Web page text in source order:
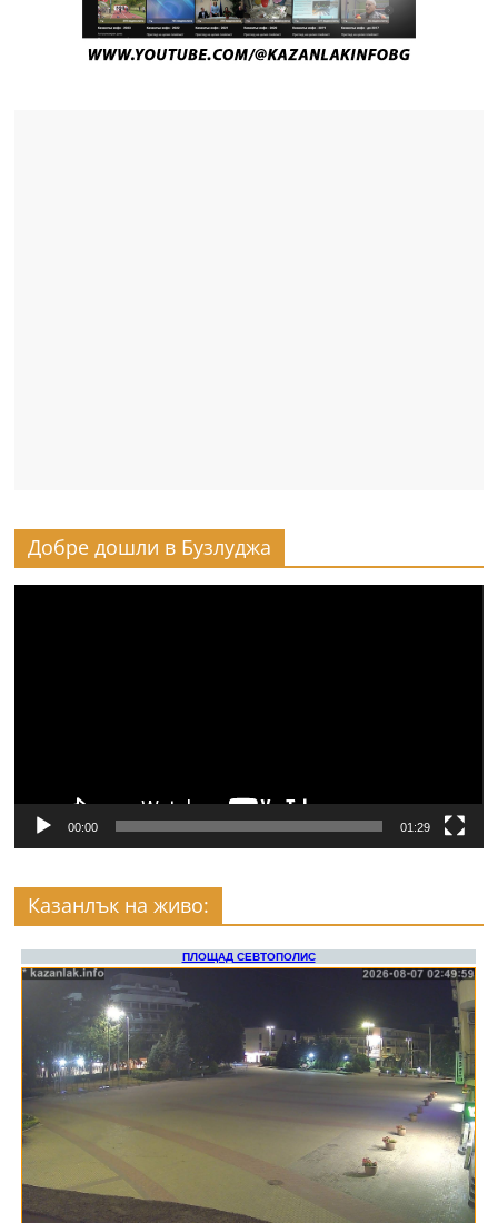
Добре дошли в Бузлуджа
00:00 01:29
Казанлък на живо: